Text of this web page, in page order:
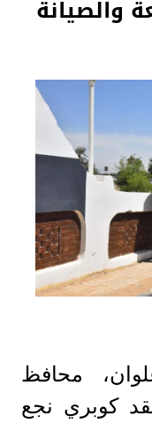
والصيانة
محافظ
كوبري نجع